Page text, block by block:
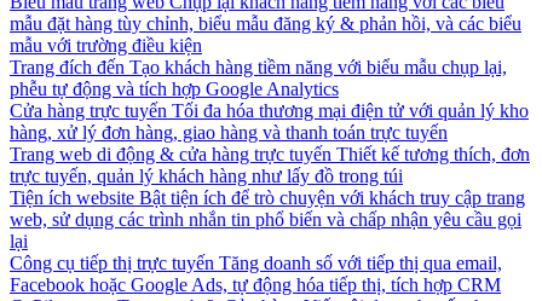
mẫu đặt hàng tùy chỉnh, biểu mẫu đăng ký & phản hồi, và các biểu
mẫu với trường điều kiện
Trang đích đến Tạo khách hàng tiềm năng với biểu mẫu chụp lại,
phễu tự động và tích hợp Google Analytics
Cửa hàng trực tuyến Tối đa hóa thương mại điện tử với quản lý kho
hàng, xử lý đơn hàng, giao hàng và thanh toán trực tuyến
Trang web di động & cửa hàng trực tuyến Thiết kế tương thích, đơn
trực tuyến, quản lý khách hàng như lấy đồ trong túi
Tiện ích website Bật tiện ích để trò chuyện với khách truy cập trang
web, sử dụng các trình nhắn tin phổ biến và chấp nhận yêu cầu gọi
lại
Công cụ tiếp thị trực tuyến Tăng doanh số với tiếp thị qua email,
Facebook hoặc Google Ads, tự động hóa tiếp thị, tích hợp CRM